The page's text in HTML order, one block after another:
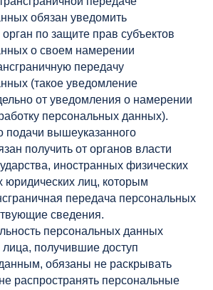
обязан уведомить
по защите прав субъектов
о своем намерении
передачу
(такое уведомление
от уведомления о намерении
персональных данных).
подачи вышеуказанного
получить от органов власти
иностранных физических
юридических лиц, которым
передача персональных
сведения.
персональных данных
получившие доступ
обязаны не раскрывать
распространять персональные